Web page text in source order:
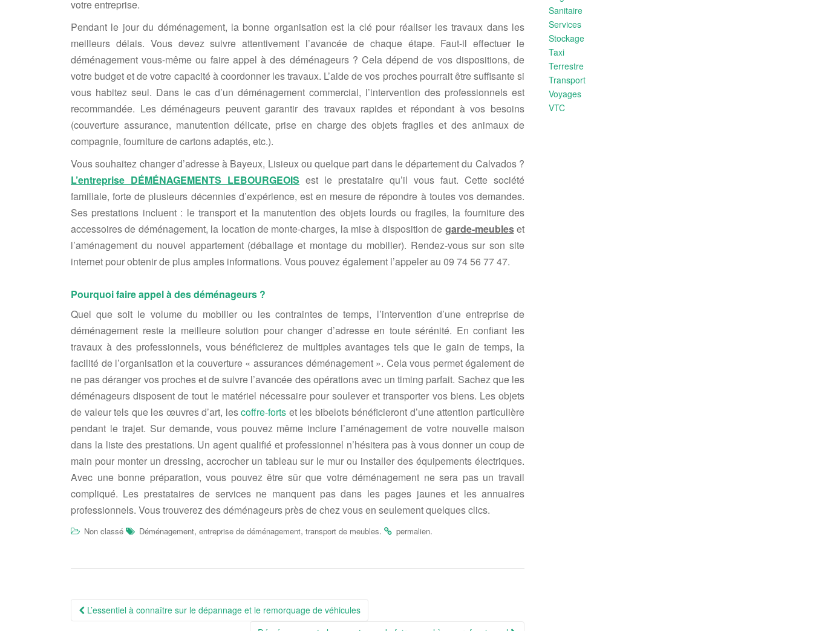
votre entreprise.
Pendant le jour du déménagement, la bonne organisation est la clé pour réaliser les travaux dans les
meilleurs délais. Vous devez suivre attentivement l’avancée de chaque étape. Faut-il effectuer le
déménagement vous-même ou faire appel à des déménageurs ? Cela dépend de vos dispositions, de
votre budget et de votre capacité à coordonner les travaux. L’aide de vos proches pourrait être suffisante si
vous habitez seul. Dans le cas d’un déménagement commercial, l’intervention des professionnels est
recommandée. Les déménageurs peuvent garantir des travaux rapides et répondant à vos besoins
(couverture assurance, manutention délicate, prise en charge des objets fragiles et des animaux de
compagnie, fourniture de cartons adaptés, etc.).
Vous souhaitez changer d’adresse à Bayeux, Lisieux ou quelque part dans le département du Calvados ?
L’entreprise DÉMÉNAGEMENTS LEBOURGEOIS est le prestataire qu’il vous faut. Cette société
familiale, forte de plusieurs décennies d’expérience, est en mesure de répondre à toutes vos demandes.
Ses prestations incluent : le transport et la manutention des objets lourds ou fragiles, la fourniture des
accessoires de déménagement, la location de monte-charges, la mise à disposition de garde-meubleset
l’aménagement du nouvel appartement (déballage et montage du mobilier). Rendez-vous sur son site
internet pour obtenir de plus amples informations. Vous pouvez également l’appeler au 09 74 56 77 47.
Pourquoi faire appel à des déménageurs ?
Quel que soit le volume du mobilier ou les contraintes de temps, l’intervention d’une entreprise de
déménagement reste la meilleure solution pour changer d’adresse en toute sérénité. En confiant les
travaux à des professionnels, vous bénéficierez de multiples avantages tels que le gain de temps, la
facilité de l’organisation et la couverture « assurances déménagement ». Cela vous permet également de
ne pas déranger vos proches et de suivre l’avancée des opérations avec un timing parfait. Sachez que les
déménageurs disposent de tout le matériel nécessaire pour soulever et transporter vos biens. Les objets
de valeur tels que les œuvres d’art, lescoffre-forts et les bibelots bénéficieront d’une attention particulière
pendant le trajet. Sur demande, vous pouvez même inclure l’aménagement de votre nouvelle maison
dans la liste des prestations. Un agent qualifié et professionnel n’hésitera pas à vous donner un coup de
main pour monter un dressing, accrocher un tableau sur le mur ou installer des équipements électriques.
Avec une bonne préparation, vous pouvez être sûr que votre déménagement ne sera pas un travail
compliqué. Les prestataires de services ne manquent pas dans les pages jaunes et les annuaires
professionnels. Vous trouverez des déménageurs près de chez vous en seulement quelques clics.
Non classé Déménagement, entreprise de déménagement, transport de meubles. permalien.
Navigation
L’essentiel à connaître sur le dépannage et le remorquage de véhicules
Sanitaire
Services
Stockage
Taxi
Terrestre
Transport
Voyages
VTC